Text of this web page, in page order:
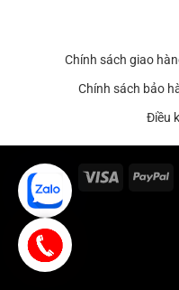
Chính sách giao
Chính sách bảo
Điều
Visa